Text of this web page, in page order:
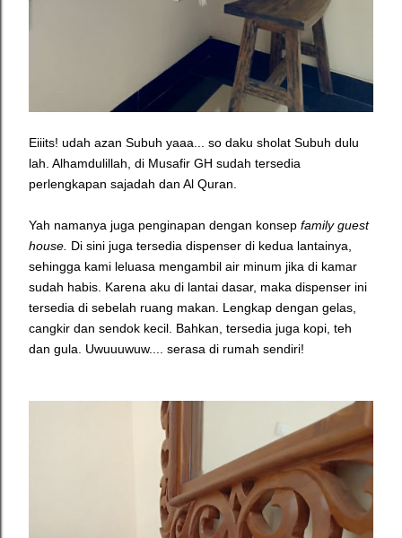
Eiiits! udah azan Subuh yaaa... so daku sholat Subuh dulu
lah. Alhamdulillah, di Musafir GH sudah tersedia
perlengkapan sajadah dan Al Quran.
Yah namanya juga penginapan dengan konsep family guest
house. Di sini juga tersedia dispenser di kedua lantainya,
sehingga kami leluasa mengambil air minum jika di kamar
sudah habis. Karena aku di lantai dasar, maka dispenser ini
tersedia di sebelah ruang makan. Lengkap dengan gelas,
cangkir dan sendok kecil. Bahkan, tersedia juga kopi, teh
dan gula. Uwuuuwuw.... serasa di rumah sendiri!